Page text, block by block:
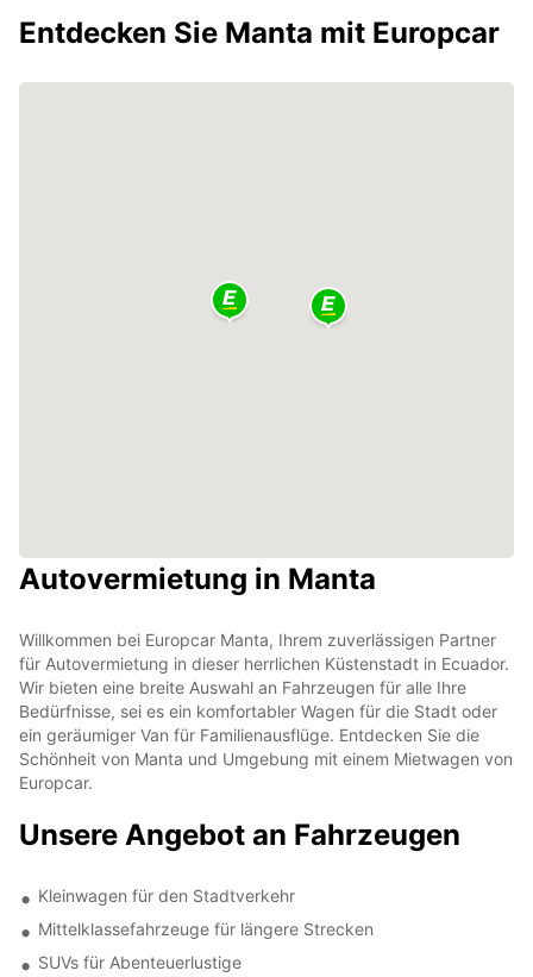
Entdecken Sie Manta mit Europcar
Autovermietung in Manta
Willkommen bei Europcar Manta, Ihrem zuverlässigen Partner
für Autovermietung in dieser herrlichen Küstenstadt in Ecuador.
Wir bieten eine breite Auswahl an Fahrzeugen für alle Ihre
Bedürfnisse, sei es ein komfortabler Wagen für die Stadt oder
ein geräumiger Van für Familienausflüge. Entdecken Sie die
Schönheit von Manta und Umgebung mit einem Mietwagen von
Europcar.
Unsere Angebot an Fahrzeugen
Kleinwagen für den Stadtverkehr
Mittelklassefahrzeuge für längere Strecken
SUVs für Abenteuerlustige